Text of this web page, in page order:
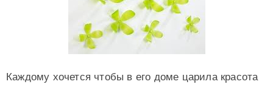
Каждому хочется чтобы в его доме царила красота